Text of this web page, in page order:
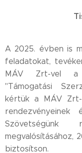
A 2025. évben is
feladatokat,
MÁV Zrt-vel a
"Támogatási
kértük a MÁV
rendezvényeinek
Szövetségünk
megvalósításához,
biztosítson.